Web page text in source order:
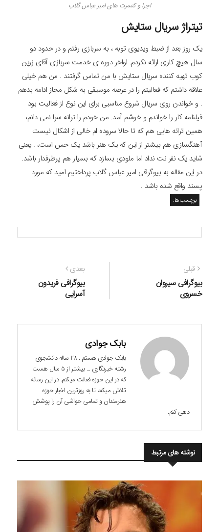
اجرا و کنسرت های امیر عباس گلاب
تیتراژ سریال ستایش
یک روز بعد از ضبط ویدیوی توبه ، به سربازی رفتم و در حدود دو
سال هیچ کاری ارائه نکردم. اواخر دوره ی خدمت سربازی آقای زرین
کوب تهیه کننده سریال ستایش با من تماس گرفتند . من هم خیلی
علاقه داشتم که فعالیتم را در عرصه موسیقی به شکل مجاز ادامه بدهم
. و خواندن روی سریال شروع مناسبی برای این نوع از فعالیت بود
فیلنامه کار را خواندم و خوشم آمد. من خودم را ترانه سرا نمی دانم،
همین ترانه هایی هم که تا حالا سروده ام خالی از اشکال نیست
آهنگسازی هم بیشتر از این که یک هنر باشد یک حس است، . یعنی
شاید یک نفر نت نداد اما ملودی بسازد که بسیار هم پرطرفدار باشد.
در این مقاله به بیوگرافی امیر عباس گلاب پرداختیم امید که مورد
پسند واقع شده باشد .
برچسب‌ها:
راهبری
نوشته
قبلی
قبلی:
بیوگرافی سیروان
خسروی
بعدی
بعدی:
بیوگرافی فریدون
آسرایی
بابک جوادی
بابک جوادی هستم . 28 ساله دانشجوی
رشته خبرنگاری ... بیشتر از 5 سال هست
که در این حوزه فعالت میکنم. در این رسانه
تلاش میکنم تا به روزترین اخبار حوزه
هنرمندان و تمامی حواشی آن را پوشش
دهی کنم.
نوشته های مرتبط